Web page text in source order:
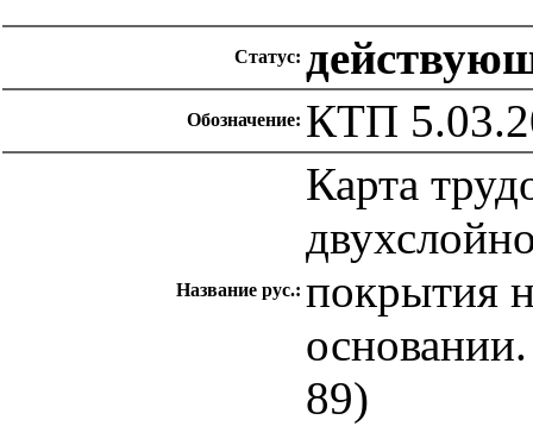
Статус:
Обозначение: КТП
Название рус.:
Карта
покрытия
89)